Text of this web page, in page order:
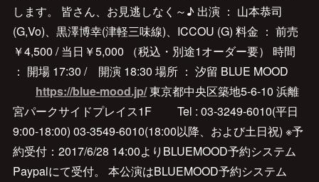
します。 皆さん、お見逃しなく～♪ 出演 ： 山本恭司
(G,Vo)、黒澤博幸(津軽三味線)、ICCOU (G) 料金 ： 前売
￥4,500 / 当日￥5,000 （税込・別途1オーダー要） 時間
： 開場 17:30 / 開演 18:30 場所 ： 汐留 BLUE MOOD
https://blue-mood.jp/東京都中央区築地5-6-10 浜離
宮パークサイドプレイス1F Tel : 03-3249-6010(平日
9:00-18:00) 03-3549-6010(18:00以降、および土日祝) ※予
約受付：2017/6/28 14:00よりBLUEMOOD予約システム
Paypalにて受付。 本公演はBLUEMOOD予約システム